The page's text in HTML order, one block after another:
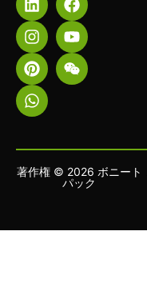
著作権 © 2026 ボニート
パック